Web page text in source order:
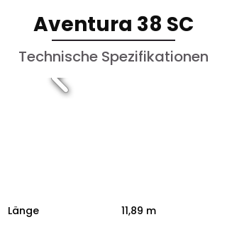
Aventura 38 SC
Technische Spezifikationen
Länge 11,89 m